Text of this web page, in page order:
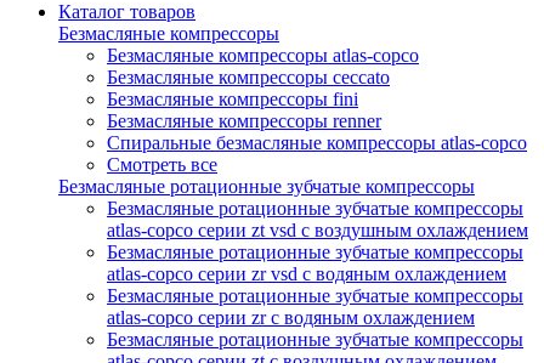
Каталог товаров
Безмасляные компрессоры
Безмасляные компрессоры atlas-copco
Безмасляные компрессоры ceccato
Безмасляные компрессоры fini
Безмасляные компрессоры renner
Спиральные безмасляные компрессоры atlas-copco
Смотреть все
Безмасляные ротационные зубчатые компрессоры
Безмасляные ротационные зубчатые компрессоры
atlas-copco серии zt vsd с воздушным охлаждением
Безмасляные ротационные зубчатые компрессоры
atlas-copco серии zr vsd с водяным охлаждением
Безмасляные ротационные зубчатые компрессоры
atlas-copco серии zr с водяным охлаждением
Безмасляные ротационные зубчатые компрессоры